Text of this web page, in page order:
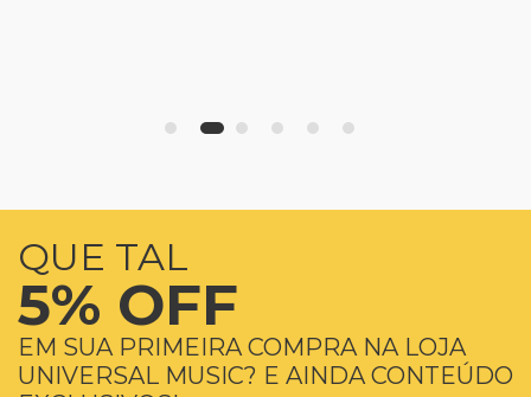
QUE TAL
5% OFF
EM SUA PRIMEIRA COMPRA NA LOJA
UNIVERSAL MUSIC? E AINDA CONTEÚDO